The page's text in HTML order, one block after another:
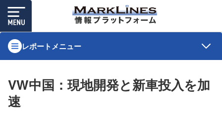
レポートメニュー
VW中国：現地開発と新車投入を加
速